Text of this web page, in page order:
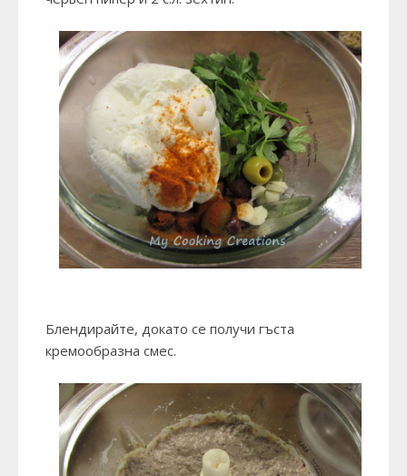
Блендирайте, докато се получи гъста
кремообразна смес.